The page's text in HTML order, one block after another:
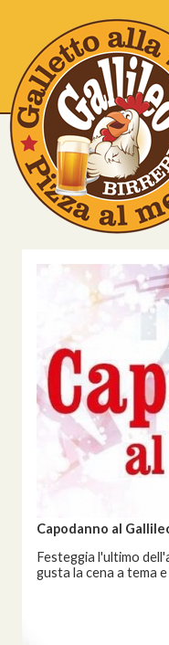
Capodanno al
Festeggia l'ultimo
gusta la cena a tema